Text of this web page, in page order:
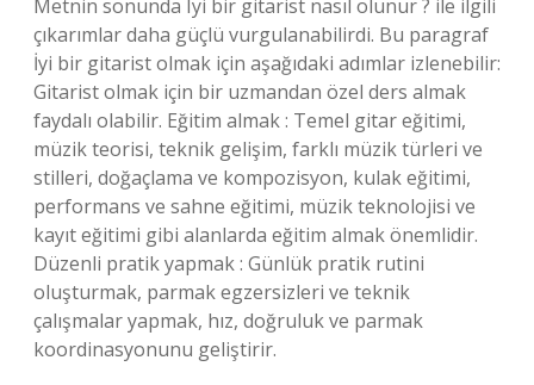
Metnin sonunda Iyi bir gitarist nasıl olunur ? ile ilgili
çıkarımlar daha güçlü vurgulanabilirdi. Bu paragraf
İyi bir gitarist olmak için aşağıdaki adımlar izlenebilir:
Gitarist olmak için bir uzmandan özel ders almak
faydalı olabilir. Eğitim almak : Temel gitar eğitimi,
müzik teorisi, teknik gelişim, farklı müzik türleri ve
stilleri, doğaçlama ve kompozisyon, kulak eğitimi,
performans ve sahne eğitimi, müzik teknolojisi ve
kayıt eğitimi gibi alanlarda eğitim almak önemlidir.
Düzenli pratik yapmak : Günlük pratik rutini
oluşturmak, parmak egzersizleri ve teknik
çalışmalar yapmak, hız, doğruluk ve parmak
koordinasyonunu geliştirir.